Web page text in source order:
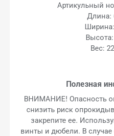
Артикульный
Длина:
Вес:
Полезная
ВНИМАНИЕ! Опасность
снизить риск
закрепите ее.
винты и дюбели. В случае